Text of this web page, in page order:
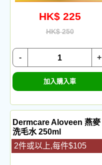
HK$ 225
HK$ 250
+
-
加入購入車
Dermcare Aloveen 燕麥
洗毛水 250ml
2件或以上,每件$105